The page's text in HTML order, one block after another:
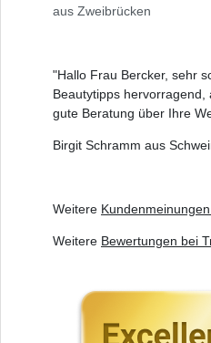
aus Zweibrücken
"Hallo Frau Bercker, sehr
Beautytipps
gute Beratung über Ihre
Birgit Schramm aus
Weitere Kundenmeinungen
Weitere Bewertungen bei